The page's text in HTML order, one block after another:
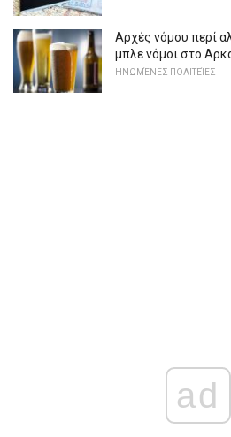
Αρχές νόμου περί
μπλε νόμοι στο
ΗΝΩΜΈΝΕΣ ΠΟΛΙΤΕΊΕΣ
ad